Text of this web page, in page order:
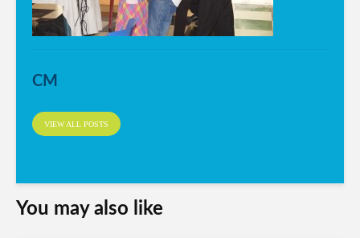
CM
VIEW ALL POSTS
You may also like